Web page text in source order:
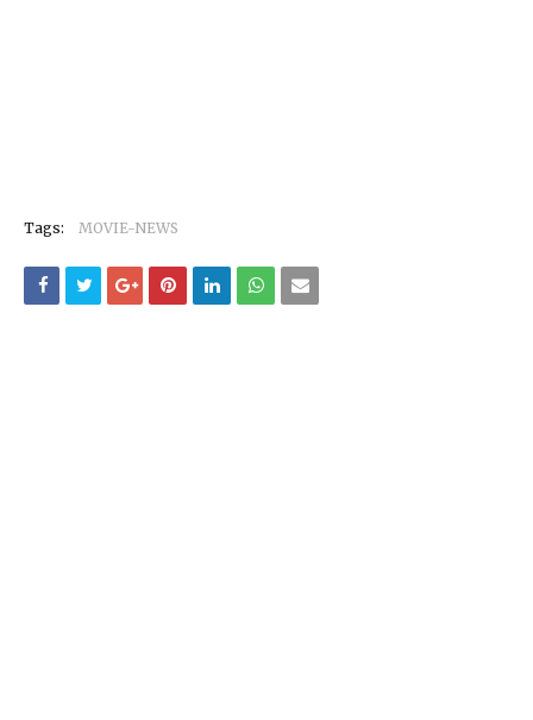
Tags: MOVIE-NEWS